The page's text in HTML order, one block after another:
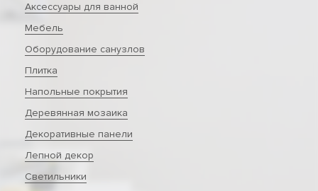
Аксессуары для ванной
Мебель
Оборудование санузлов
Плитка
Напольные покрытия
Деревянная мозаика
Декоративные панели
Лепной декор
Светильники